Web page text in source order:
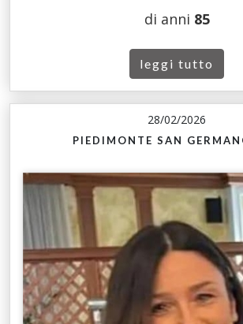
di anni 85
leggi tutto
28/02/2026
PIEDIMONTE SAN